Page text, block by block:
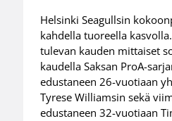
Helsinki Seagullsin
kahdella tuoreella
tulevan kauden mittaiset
kaudella Saksan ProA-
edustaneen 26-vuotiaan
Tyrese Williamsin sekä
edustaneen 32-vuotiaan